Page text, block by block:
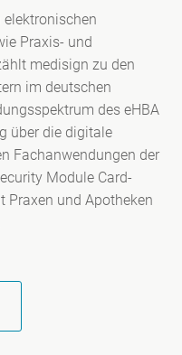
Praxis- und
medisign zu den
im deutschen
des eHBA
über die digitale
Fachanwendungen der
Module Card-
Praxen und Apotheken